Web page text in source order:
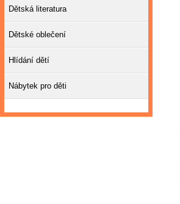
Dětská literatura
Dětské oblečení
Hlídání dětí
Nábytek pro děti